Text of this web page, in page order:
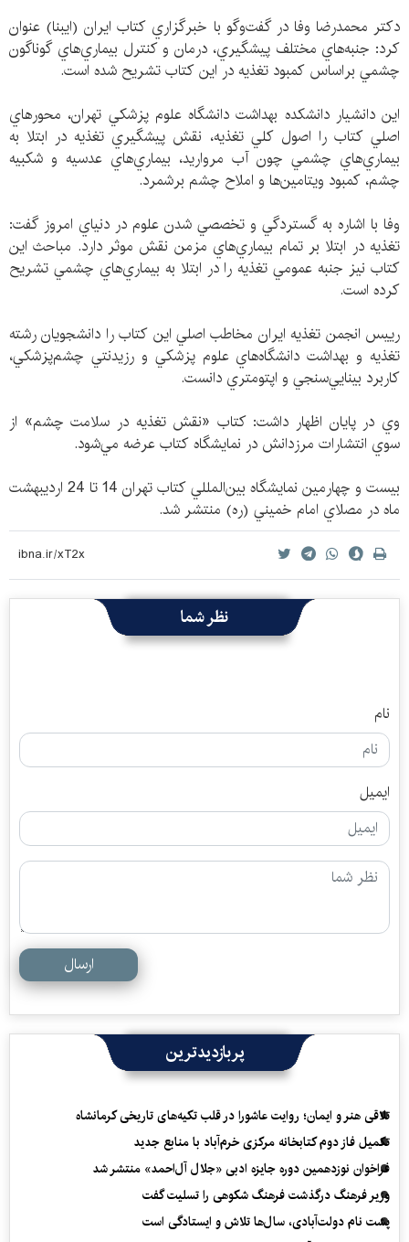
دكتر محمدرضا وفا در گفت‌وگو با خبرگزاري كتاب ايران (ايبنا) عنوان
كرد: جنبه‌هاي مختلف پيشگيري، درمان و كنترل بيماري‌هاي گوناگون
چشمي براساس كمبود تغذيه در اين كتاب تشريح شده است.
اين دانشيار دانشكده بهداشت دانشگاه علوم پزشكي تهران، محورهاي
اصلي كتاب را اصول كلي تغذيه، نقش پيشگيري تغذيه در ابتلا به
بيماري‌هاي چشمي چون آب مرواريد، بيماري‌هاي عدسيه و شكبيه
چشم، كمبود ويتامين‌ها و املاح چشم برشمرد.
وفا با اشاره به گستردگي و تخصصي شدن علوم در دنياي امروز گفت:
تغذيه در ابتلا بر تمام بيماري‌هاي مزمن نقش موثر دارد. مباحث اين
كتاب نيز جنبه عمومي تغذيه را در ابتلا به بيماري‌هاي چشمي تشريح
كرده است.
رييس انجمن تغذيه ايران مخاطب اصلي اين كتاب را دانشجويان رشته
تغذيه و بهداشت دانشگاه‌هاي علوم پزشكي و رزيدنتي چشم‌پزشكي،
كاربرد بينايي‌سنجي و اپتومتري دانست.
وي در پايان اظهار داشت: كتاب «نقش تغذيه در سلامت چشم» از
سوي انتشارات مرزدانش در نمايشگاه كتاب عرضه مي‌شود.
بيست و چهارمين نمايشگاه بين‌المللي كتاب تهران 14 تا 24 ارديبهشت
ماه در مصلاي امام خميني (ره) منتشر شد.
نظر شما
نام
ایمیل
ارسال
پربازدیدترین
تلاقی هنر و ایمان؛ روایت عاشورا در قلب تکیه‌های تاریخی کرمانشاه
تکمیل فاز دوم کتابخانه مرکزی خرم‌آباد با منابع جدید
فراخوان نوزدهمین دوره جایزه ادبی «جلال آل‌احمد» منتشر شد
وزیر فرهنگ درگذشت فرهنگ شکوهی را تسلیت گفت
پشت نام دولت‌آبادی، سال‌ها تلاش و ایستادگی است